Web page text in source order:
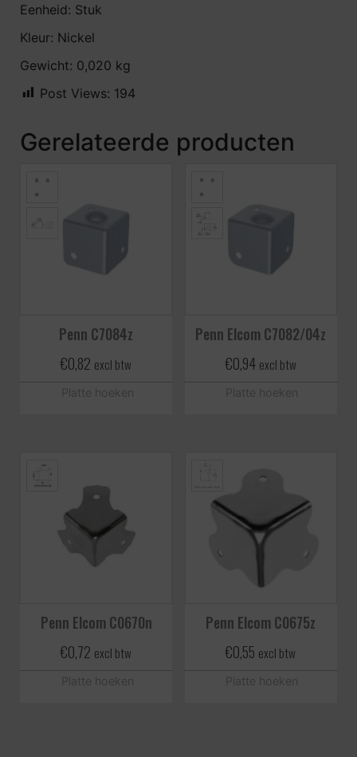
Eenheid: Stuk
Kleur: Nickel
Gewicht: 0,020 kg
Post Views: 194
Gerelateerde producten
Penn C7084z
€0,82 excl btw
Platte hoeken
Penn Elcom C7082/04z
€0,94 excl btw
Platte hoeken
Penn Elcom C0670n
€0,72 excl btw
Platte hoeken
Penn Elcom C0675z
€0,55 excl btw
Platte hoeken